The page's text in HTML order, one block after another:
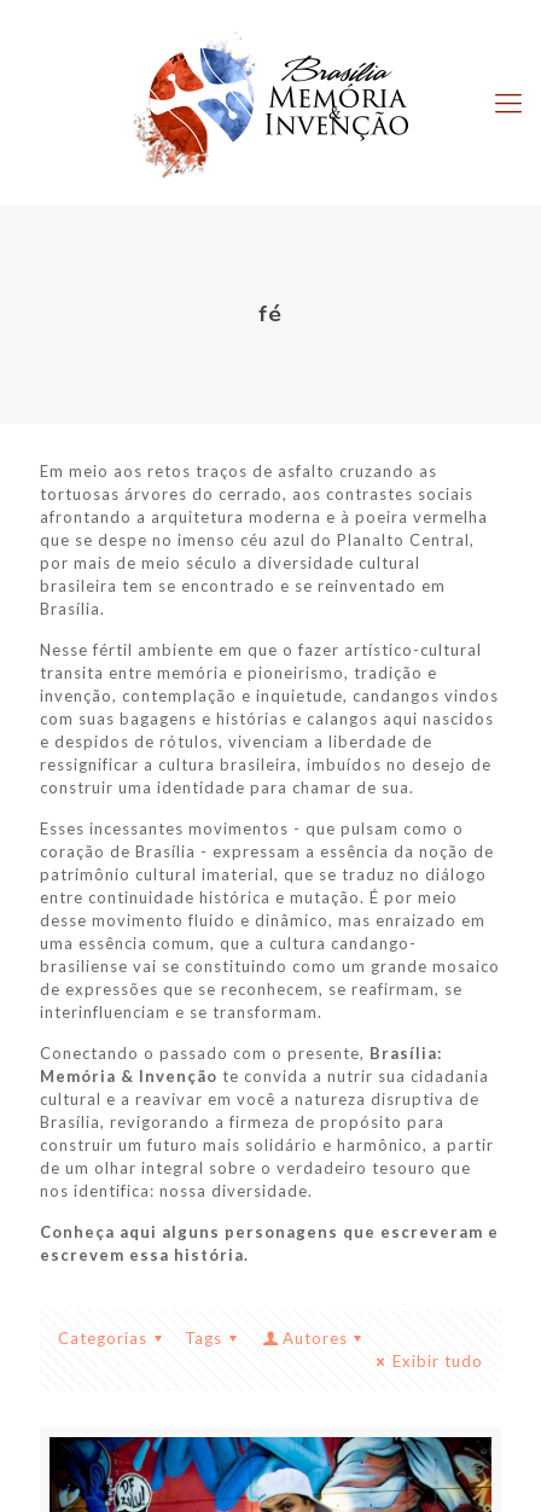
fé
Em meio aos retos traços de asfalto cruzando as
tortuosas árvores do cerrado, aos contrastes sociais
afrontando a arquitetura moderna e à poeira vermelha
que se despe no imenso céu azul do Planalto Central,
por mais de meio século a diversidade cultural
brasileira tem se encontrado e se reinventado em
Brasília.
Nesse fértil ambiente em que o fazer artístico-cultural
transita entre memória e pioneirismo, tradição e
invenção, contemplação e inquietude, candangos vindos
com suas bagagens e histórias e calangos aqui nascidos
e despidos de rótulos, vivenciam a liberdade de
ressignificar a cultura brasileira, imbuídos no desejo de
construir uma identidade para chamar de sua.
Esses incessantes movimentos - que pulsam como o
coração de Brasília - expressam a essência da noção de
patrimônio cultural imaterial, que se traduz no diálogo
entre continuidade histórica e mutação. É por meio
desse movimento fluido e dinâmico, mas enraizado em
uma essência comum, que a cultura candango-
brasiliense vai se constituindo como um grande mosaico
de expressões que se reconhecem, se reafirmam, se
interinfluenciam e se transformam.
Conectando o passado com o presente, Brasília:
Memória & Invenção te convida a nutrir sua cidadania
cultural e a reavivar em você a natureza disruptiva de
Brasília, revigorando a firmeza de propósito para
construir um futuro mais solidário e harmônico, a partir
de um olhar integral sobre o verdadeiro tesouro que
nos identifica: nossa diversidade.
Conheça aqui alguns personagens que escreveram e
escrevem essa história.
Categorias Tags
Autores
Exibir tudo